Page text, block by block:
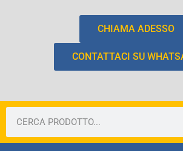
CHIAMA ADESSO
CONTATTACI SU